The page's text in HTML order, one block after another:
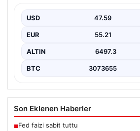
USD 47.59
EUR 55.21
ALTIN 6497.3
BTC 3073655
Son Eklenen Haberler
■Fed faizi sabit tuttu